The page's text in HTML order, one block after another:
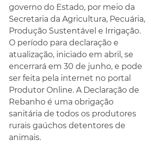
governo do Estado, por meio da
Secretaria da Agricultura, Pecuária,
Produção Sustentável e Irrigação.
O período para declaração e
atualização, iniciado em abril, se
encerrará em 30 de junho, e pode
ser feita pela internet no portal
Produtor Online. A Declaração de
Rebanho é uma obrigação
sanitária de todos os produtores
rurais gaúchos detentores de
animais.